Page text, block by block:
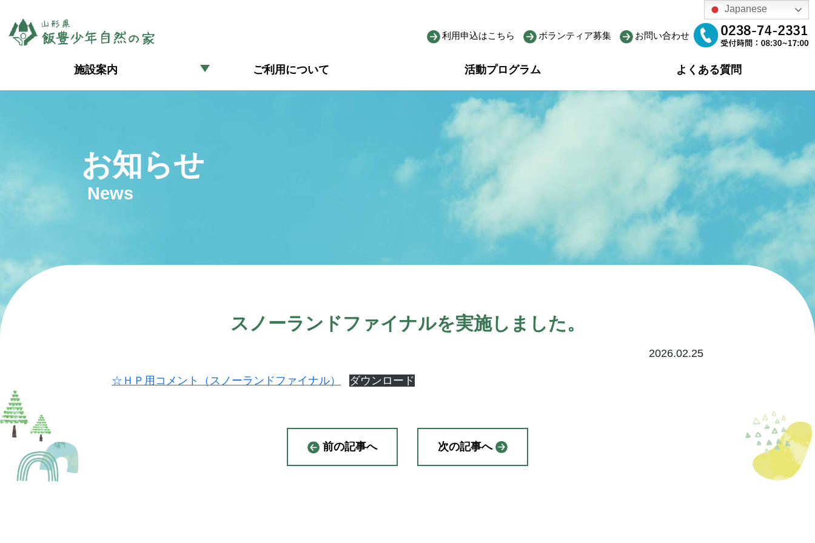
利用申込はこちら ボランティア募集 お問い合わせ
Japanese
施設案内 ご利用について 活動プログラム よくある質問
お知らせ
News
スノーランドファイナルを実施しました。
2026.02.25
☆ＨＰ用コメント（スノーランドファイナル） ダウンロード
前の記事へ 次の記事へ